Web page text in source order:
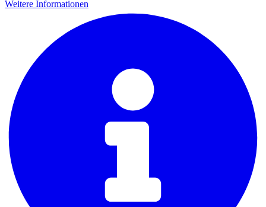
Weitere Informationen